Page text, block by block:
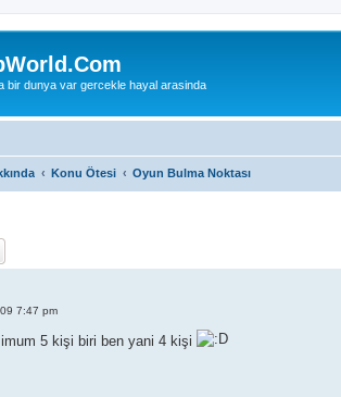
bir dunya var gercekle hayal arasinda
Konu Ötesi Oyun Bulma Noktası
7:47 pm
5 kişi biri ben yani 4 kişi